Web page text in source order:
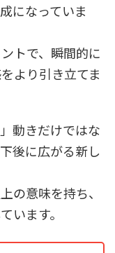
になっていま
トで、瞬間的に
より引き立てま
動きだけではな
後に広がる新し
の意味を持ち、
います。